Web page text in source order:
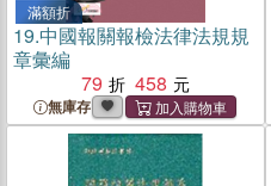
滿額折
19.中國報關報檢法律法規規
章彙編
79
458
無庫存